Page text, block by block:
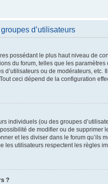
d’utilisateurs
possédant le plus haut niveau de
du forum, telles que les
d’utilisateurs ou de modérateurs, etc.
ceci dépend de la configuration
individuels (ou des groupes
de modifier ou de supprimer
et les diviser dans le forum qu’ils
les utilisateurs respectent les règles
?